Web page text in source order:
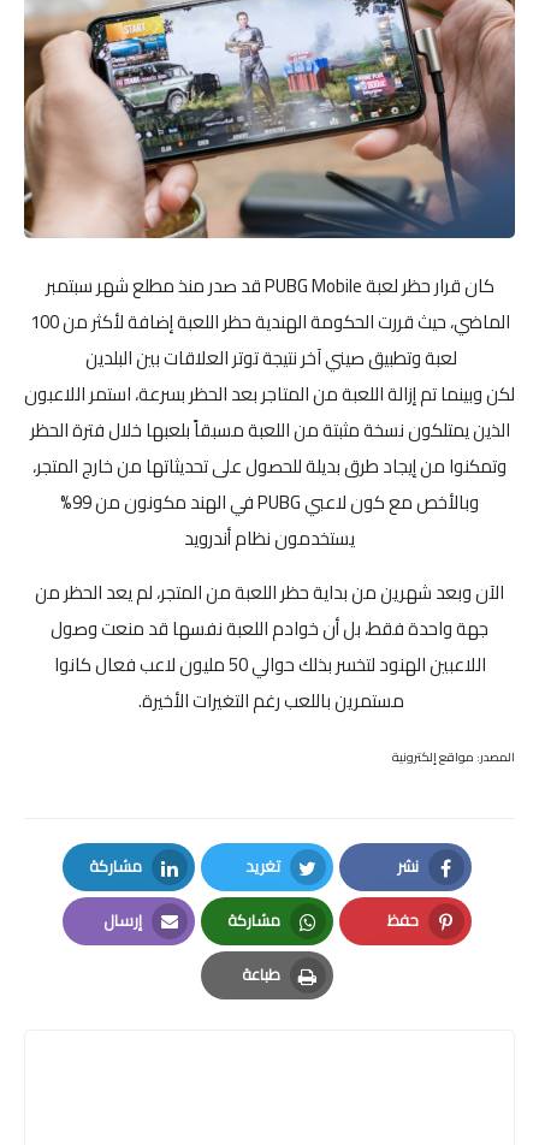
كان قرار حظر لعبة PUBG Mobile قد صدر منذ مطلع شهر سبتمبر
الماضي، حيث قررت الحكومة الهندية حظر اللعبة إضافة لأكثر من 100
لعبة وتطبيق صيني آخر نتيجة توتر العلاقات بين البلدين
لكن وبينما تم إزالة اللعبة من المتاجر بعد الحظر بسرعة، استمر اللاعبون
الذين يمتلكون نسخة مثبتة من اللعبة مسبقاً بلعبها خلال فترة الحظر
وتمكنوا من إيجاد طرق بديلة للحصول على تحديثاتها من خارج المتجر،
وبالأخص مع كون لاعبي PUBG في الهند مكونون من 99%
يستخدمون نظام أندرويد
الآن وبعد شهرين من بداية حظر اللعبة من المتجر، لم يعد الحظر من
جهة واحدة فقط، بل أن خوادم اللعبة نفسها قد منعت وصول
اللاعبين الهنود لتخسر بذلك حوالي 50 مليون لاعب فعال كانوا
مستمرين باللعب رغم التغيرات الأخيرة.
المصدر: مواقع إلكترونية
نشر
Facebook
تغريد
Twitter
مشاركة
LinkedIn
حفظ
Pinterest
مشاركة
Whatsapp
إرسال
Email
طباعة
Print